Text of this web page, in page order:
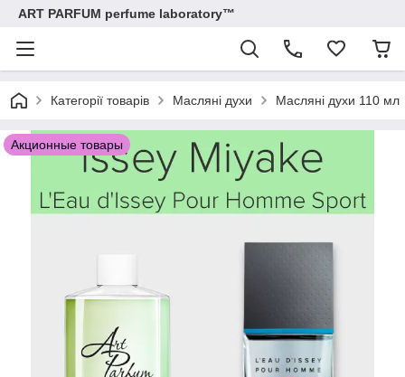
ART PARFUM perfume laboratory™
Категорії товарів Масляні духи Масляні духи 110 мл
Акционные товары